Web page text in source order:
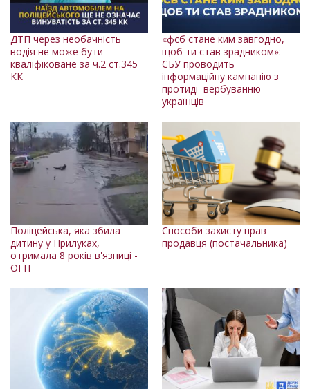
ДТП через необачність
водія не може бути
кваліфіковане за ч.2 ст.345
КК
«фсб стане ким завгодно,
щоб ти став зрадником»:
СБУ проводить
інформаційну кампанію з
протидії вербуванню
українців
Поліцейська, яка збила
дитину у Прилуках,
отримала 8 років в'язниці -
ОГП
Способи захисту прав
продавця (постачальника)